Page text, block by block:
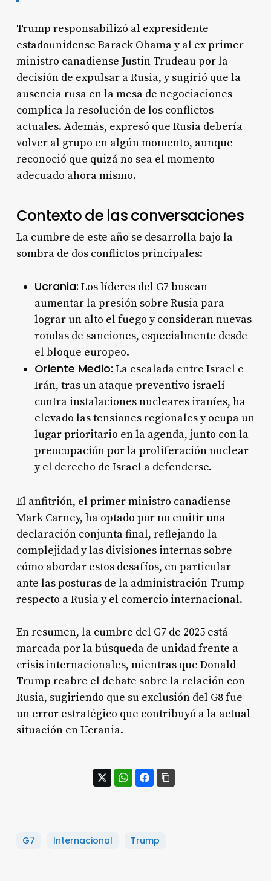
Trump responsabilizó al expresidente
estadounidense Barack Obama y al ex primer
ministro canadiense Justin Trudeau por la
decisión de expulsar a Rusia, y sugirió que la
ausencia rusa en la mesa de negociaciones
complica la resolución de los conflictos
actuales. Además, expresó que Rusia debería
volver al grupo en algún momento, aunque
reconoció que quizá no sea el momento
adecuado ahora mismo.
Contexto de las conversaciones
La cumbre de este año se desarrolla bajo la
sombra de dos conflictos principales:
Ucrania: Los líderes del G7 buscan
aumentar la presión sobre Rusia para
lograr un alto el fuego y consideran nuevas
rondas de sanciones, especialmente desde
el bloque europeo.
Oriente Medio: La escalada entre Israel e
Irán, tras un ataque preventivo israelí
contra instalaciones nucleares iraníes, ha
elevado las tensiones regionales y ocupa un
lugar prioritario en la agenda, junto con la
preocupación por la proliferación nuclear
y el derecho de Israel a defenderse.
El anfitrión, el primer ministro canadiense
Mark Carney, ha optado por no emitir una
declaración conjunta final, reflejando la
complejidad y las divisiones internas sobre
cómo abordar estos desafíos, en particular
ante las posturas de la administración Trump
respecto a Rusia y el comercio internacional.
En resumen, la cumbre del G7 de 2025 está
marcada por la búsqueda de unidad frente a
crisis internacionales, mientras que Donald
Trump reabre el debate sobre la relación con
Rusia, sugiriendo que su exclusión del G8 fue
un error estratégico que contribuyó a la actual
situación en Ucrania.
G7 Internacional Trump